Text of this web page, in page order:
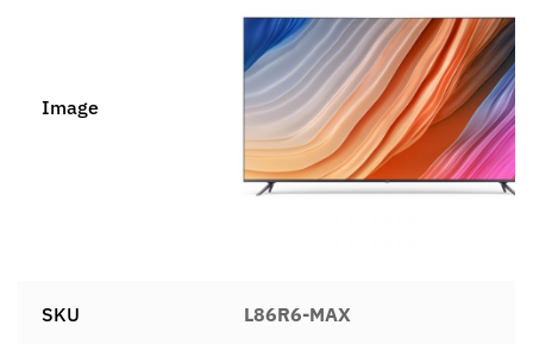
Image
SKU L86R6-MAX